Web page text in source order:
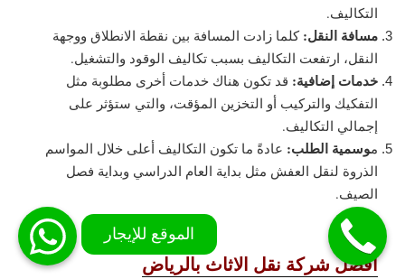
التكاليف.
مسافة النقل: كلما زادت المسافة بين نقطة الانطلاق ووجهة
النقل، ارتفعت التكاليف بسبب تكاليف الوقود والتشغيل.
خدمات إضافية: قد تكون هناك خدمات أخرى مطلوبة مثل
التفكيك والتركيب أو التخزين المؤقت، والتي ستؤثر على
إجمالي التكاليف.
موسمية الطلب: عادةً ما تكون التكاليف أعلى خلال المواسم
الذروة لنقل العفش مثل بداية العام الدراسي وبداية فصل
الصيف.
افضل شركة نقل الاثاث بالرياض